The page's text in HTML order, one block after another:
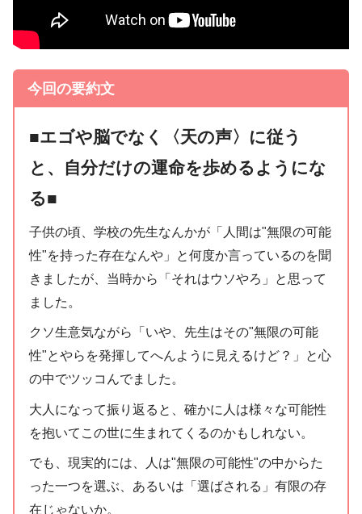
今回の要約文
■エゴや脳でなく〈天の声〉に従う
と、自分だけの運命を歩めるようにな
る■
子供の頃、学校の先生なんかが「人間は"無限の可能
性"を持った存在なんや」と何度か言っているのを聞
きましたが、当時から「それはウソやろ」と思って
ました。
クソ生意気ながら「いや、先生はその"無限の可能
性"とやらを発揮してへんように見えるけど？」と心
の中でツッコんでました。
大人になって振り返ると、確かに人は様々な可能性
を抱いてこの世に生まれてくるのかもしれない。
でも、現実的には、人は"無限の可能性"の中からた
った一つを選ぶ、あるいは「選ばされる」有限の存
在じゃないか。